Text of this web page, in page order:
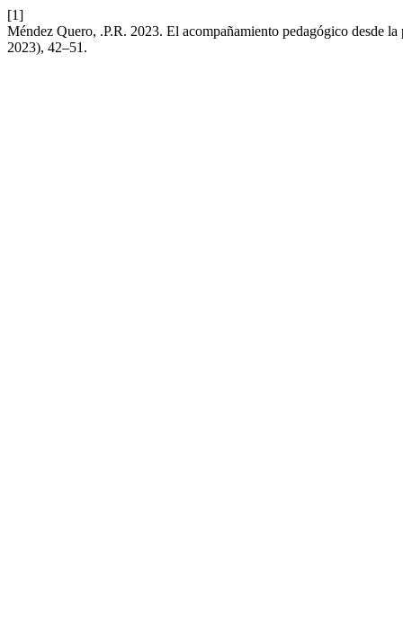
[1]
Méndez Quero, .P.R. 2023. El acompañamiento pedagógico desde
2023), 42–51.